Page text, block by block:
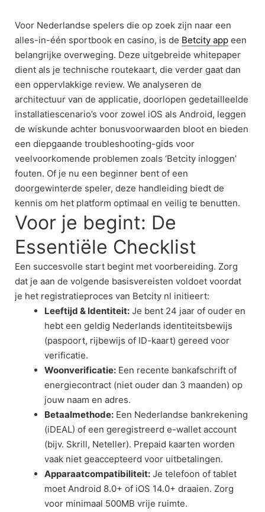
content
Voor Nederlandse spelers die op zoek zijn naar een
alles-in-één sportbook en casino, is de Betcity app een
belangrijke overweging. Deze uitgebreide whitepaper
dient als je technische routekaart, die verder gaat dan
een oppervlakkige review. We analyseren de
architectuur van de applicatie, doorlopen gedetailleelde
installatiescenario’s voor zowel iOS als Android, leggen
de wiskunde achter bonusvoorwaarden bloot en bieden
een diepgaande troubleshooting-gids voor
veelvoorkomende problemen zoals ‘Betcity inloggen’
fouten. Of je nu een beginner bent of een
doorgewinterde speler, deze handleiding biedt de
kennis om het platform optimaal en veilig te benutten.
Voor je begint: De
Essentiële Checklist
Een succesvolle start begint met voorbereiding. Zorg
dat je aan de volgende basisvereisten voldoet voordat
je het registratieproces van Betcity nl initieert:
Leeftijd & Identiteit: Je bent 24 jaar of ouder en
hebt een geldig Nederlands identiteitsbewijs
(paspoort, rijbewijs of ID-kaart) gereed voor
verificatie.
Woonverificatie: Een recente bankafschrift of
energiecontract (niet ouder dan 3 maanden) op
jouw naam en adres.
Betaalmethode: Een Nederlandse bankrekening
(iDEAL) of een geregistreerd e-wallet account
(bijv. Skrill, Neteller). Prepaid kaarten worden
vaak niet geaccepteerd voor uitbetalingen.
Apparaatcompatibiliteit: Je telefoon of tablet
moet Android 8.0+ of iOS 14.0+ draaien. Zorg
voor minimaal 500MB vrije ruimte.